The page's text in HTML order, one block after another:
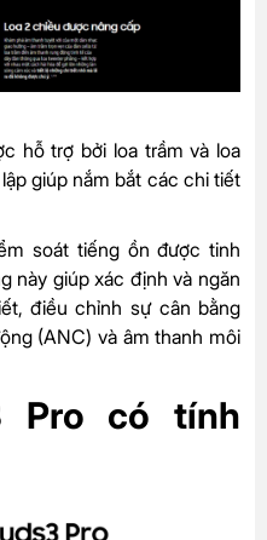
hỗ trợ bởi loa trầm và loa
giúp nắm bắt các chi tiết
soát tiếng ồn được tinh
này giúp xác định và ngăn
điều chỉnh sự cân bằng
(ANC) và âm thanh môi
Pro có tính